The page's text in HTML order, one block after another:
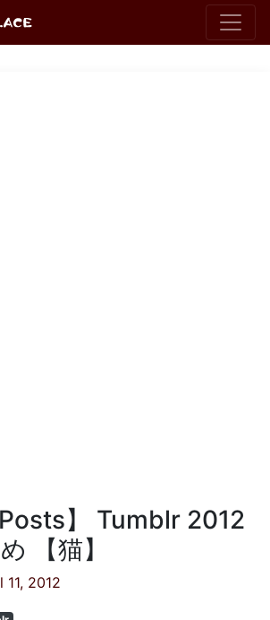
Posts】 Tumblr 2012
【猫】
11, 2012